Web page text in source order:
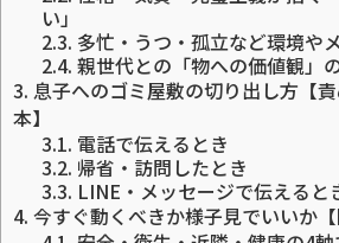
い」
2.3. 多忙・うつ・孤立など環境や
2.4. 親世代との「物への価値観」
3. 息子へのゴミ屋敷の切り出し方【
本】
3.1. 電話で伝えるとき
3.2. 帰省・訪問したとき
3.3. LINE・メッセージで伝えると
4. 今すぐ動くべきか様子見でいいか【